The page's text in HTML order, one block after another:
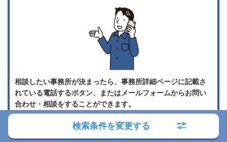
相談したい事務所が決まったら、事務所詳細ページに記載さ
れている電話するボタン、またはメールフォームからお問い
合わせ・相談をすることができます。
よくある質問
検索条件を変更する